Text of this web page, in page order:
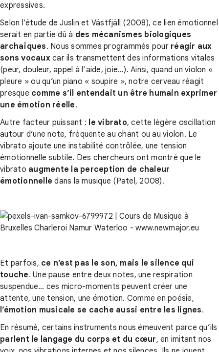
expressives.
Selon l’étude de Juslin et Västfjäll (2008), ce lien émotionnel
serait en partie dû à des mécanismes biologiques
archaïques. Nous sommes programmés pour réagir aux
sons vocauxcar ils transmettent des informations vitales
(peur, douleur, appel à l’aide, joie…). Ainsi, quand un violon «
pleure » ou qu’un piano « soupire », notre cerveau réagit
presque comme s’il entendait un être humain exprimer
une émotion réelle.
Autre facteur puissant : le vibrato, cette légère oscillation
autour d’une note, fréquente au chant ou au violon. Le
vibrato ajoute une instabilité contrôlée, une tension
émotionnelle subtile. Des chercheurs ont montré que le
vibrato augmente la perception de chaleur
émotionnelle dans la musique (Patel, 2008).
Et parfois, ce n’est pas le son, mais le silence qui
touche. Une pause entre deux notes, une respiration
suspendue… ces micro-moments peuvent créer une
attente, une tension, une émotion. Comme en poésie,
l’émotion musicale se cache aussi entre les lignes.
En résumé, certains instruments nous émeuvent parce qu’ils
parlent le langage du corps et du cœur, en imitant nos